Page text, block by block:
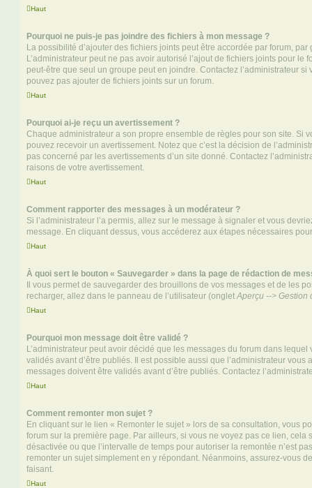
Haut
Pourquoi ne puis-je pas joindre des fichiers à mon message ?
La possibilité d’ajouter des fichiers joints peut être accordée par forum,
L’administrateur peut ne pas avoir autorisé l’ajout de fichiers joints pour le
peut-être que seul un groupe peut en joindre. Contactez l’administrateur
pouvez pas ajouter de fichiers joints sur un forum.
Haut
Pourquoi ai-je reçu un avertissement ?
Chaque administrateur a son propre ensemble de règles pour son site. Si
pouvez recevoir un avertissement. Notez que c’est la décision de
pas concerné par les avertissements d’un site donné. Contactez
raisons de votre avertissement.
Haut
Comment rapporter des messages à un modérateur ?
Si l’administrateur l’a permis, allez sur le message à signaler et vous
message. En cliquant dessus, vous accéderez aux étapes nécessaires
Haut
À quoi sert le bouton « Sauvegarder » dans la page de rédaction de
Il vous permet de sauvegarder des brouillons de vos messages et de les
recharger, allez dans le panneau de l’utilisateur (ongletAperçu --> Gestion
Haut
Pourquoi mon message doit être validé ?
L’administrateur peut avoir décidé que les messages du forum dans lequel
validés avant d’être publiés. Il est possible aussi que l’administrateur vous
messages doivent être validés avant d’être publiés. Contactez
Haut
Comment remonter mon sujet ?
En cliquant sur le lien « Remonter le sujet » lors de sa consultation, vous
forum sur la première page. Par ailleurs, si vous ne voyez pas ce lien, cela
désactivée ou que l’intervalle de temps pour autoriser la remontée n’est
remonter un sujet simplement en y répondant. Néanmoins, assurez-vous
faisant.
Haut